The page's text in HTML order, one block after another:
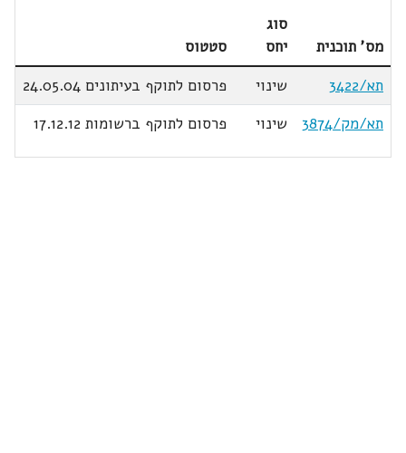
מס' תוכנית
סוג
יחס
סטטוס
תא/3422
שינוי
פרסום לתוקף בעיתונים 24.05.04
תא/מק/3874
שינוי פרסום לתוקף ברשומות 17.12.12